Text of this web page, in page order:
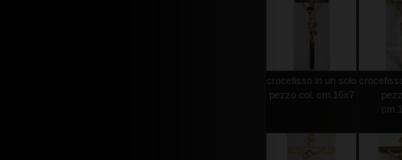
crocefisso in un solo
pezzo col. cm.16x7